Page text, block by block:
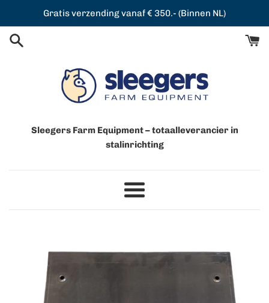
de
content
Gratis verzending vanaf € 350.- (Binnen NL)
Sleegers Farm Equipment – totaalleverancier in
stalinrichting
Menu